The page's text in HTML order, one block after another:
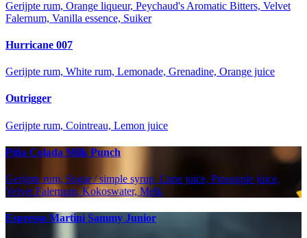
Gerijpte rum, Orange liqueur, Peychaud's Aromatic Bitters, Velvet
Falernum, Vanilla essence, Suiker
Hurricane 007
Gerijpte rum, White rum, Lemonade, Grenadine, Orange juice
Outrigger
Gerijpte rum, Cointreau, Lemon juice
Piña Colada Milk Punch
Gerijpte rum, Sugar / simple syrup, Lime juice, Pineapple juice,
Velvet Falernum, Kokoswater, Melk
Espresso Martini Sammy Junior